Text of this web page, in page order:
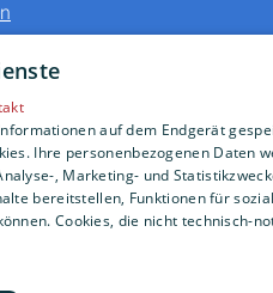
auf dem Endgerät
Ihre personenbezogenen Daten
, Marketing- und
bereitstellen, Funktionen für
Cookies, die nicht technisch-